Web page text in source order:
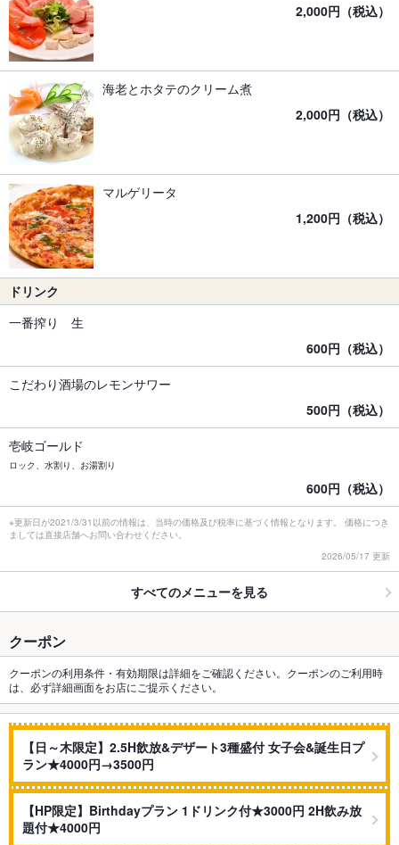
2,000円（税込）
海老とホタテのクリーム煮
2,000円（税込）
マルゲリータ
1,200円（税込）
ドリンク
一番搾り 生
600円（税込）
こだわり酒場のレモンサワー
500円（税込）
壱岐ゴールド
ロック、水割り、お湯割り
600円（税込）
※更新日が2021/3/31以前の情報は、当時の価格及び税率に基づく情報となります。 価格につき
ましては直接店舗へお問い合わせください。
2026/05/17 更新
すべてのメニューを見る
クーポン
クーポンの利用条件・有効期限は詳細をご確認ください。クーポンのご利用時
は、必ず詳細画面をお店にご提示ください。
【日～木限定】2.5H飲放&デザート3種盛付 女子会&誕生日プ
ラン★4000円→3500円
【HP限定】Birthdayプラン 1ドリンク付★3000円 2H飲み放
題付★4000円